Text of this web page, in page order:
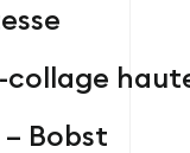
collage
Bobst